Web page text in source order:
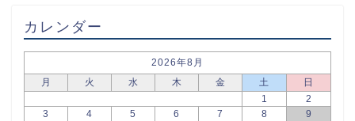
カレンダー
2026年8月
月
火 水 木 金 土
日
1
2
3
4 5 6 7 8
9